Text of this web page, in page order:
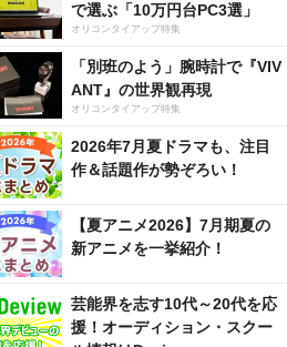
で選ぶ「10万円台PC3選」
オリコンタイアップ特集
「別班のよう」腕時計で『VIV
ANT』の世界観再現
オリコンタイアップ特集
2026年7月夏ドラマも、注目
作＆話題作が勢ぞろい！
【夏アニメ2026】7月期夏の
新アニメを一挙紹介！
芸能界を志す10代～20代を応
援！オーディション・スクー